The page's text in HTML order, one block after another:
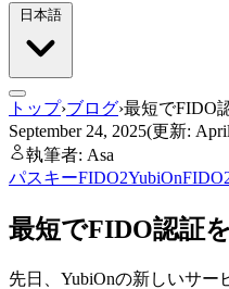
トップ›ブログ›最短でFIDO
September 24, 2025(更新:
執筆者: Asa
パスキーFIDO2
最短でFIDO認証
先日、YubiOnの新しいサー